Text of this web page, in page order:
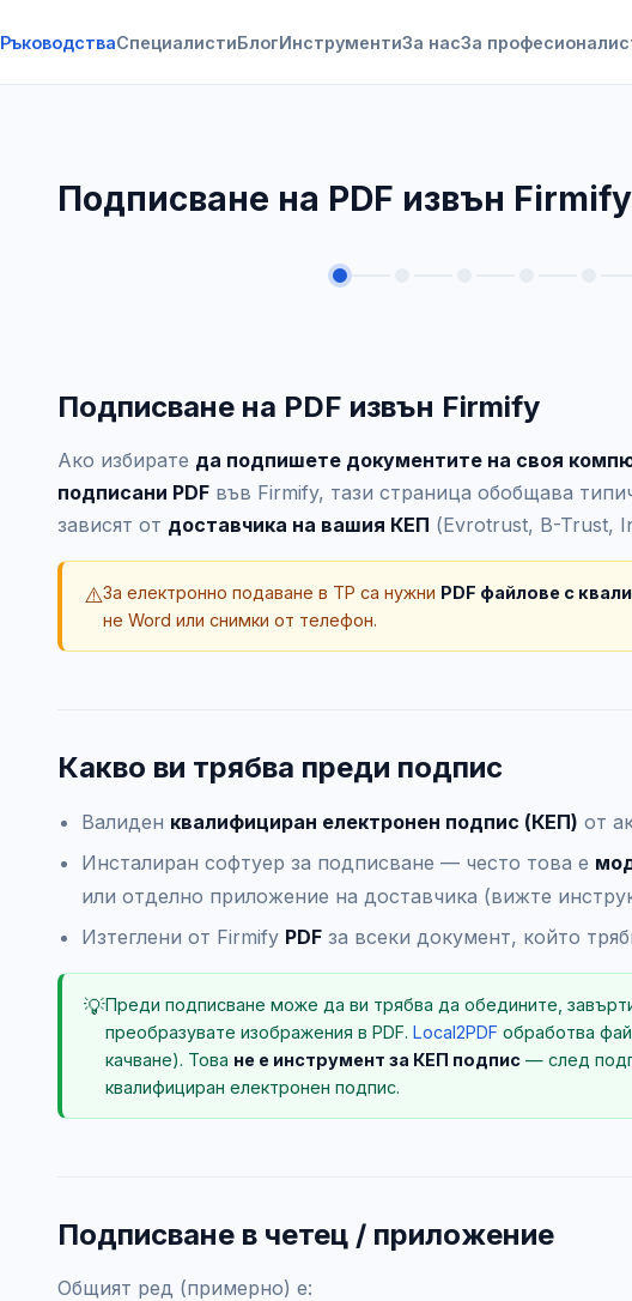
РъководстваСпециалистиБлогИнструментиЗа насЗа
Подписване на PDF извън Firmify
Подписване на PDF извън Firmify
Ако избирате да подпишете документите на своя
подписани PDF във Firmify, тази страница обобщава
зависят от доставчика на вашия КЕП (Evrotrust, B-Trust,
⚠️За електронно подаване в ТР са нужни PDF файлове с
не Word или снимки от телефон.
Какво ви трябва преди подпис
Валиден квалифициран електронен подпис (КЕП) от
Инсталиран софтуер за подписване — често това е
или отделно приложение на доставчика (вижте
Изтеглени от Firmify PDF за всеки документ, който
💡Преди подписване може да ви трябва да обедините,
преобразувате изображения в PDF. Local2PDF обработва
качване). Това не е инструмент за КЕП подпис — след
квалифициран електронен подпис.
Подписване в четец / приложение
Общият ред (примерно) е: